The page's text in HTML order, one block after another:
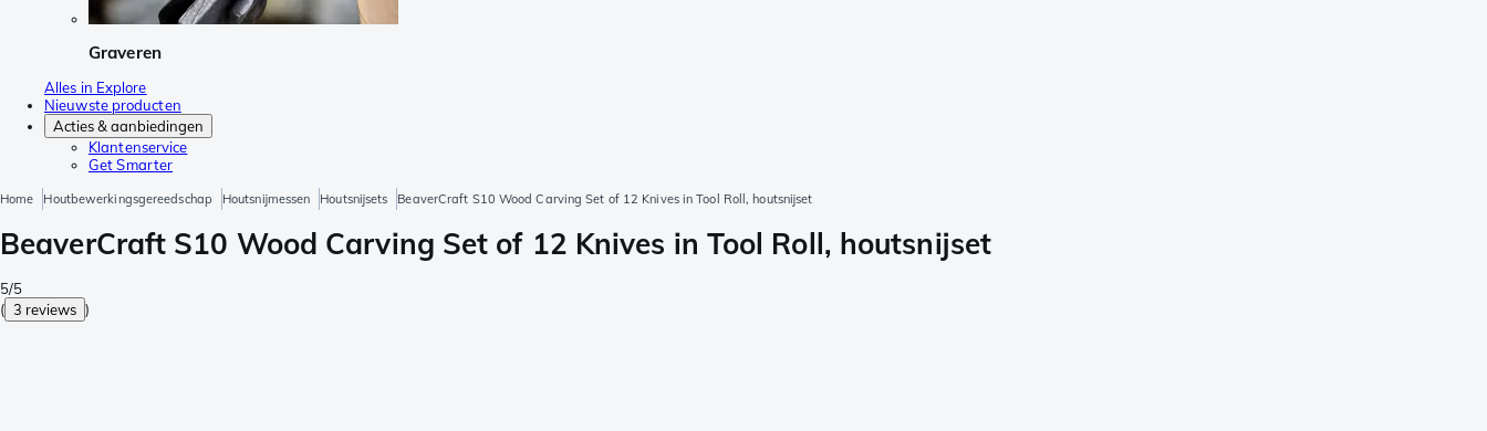
Graveren
Alles in Explore
Nieuwste producten
Acties & aanbiedingen
Klantenservice
Get Smarter
Home Houtbewerkingsgereedschap Houtsnijmessen Houtsnijsets BeaverCraft S10 Wood Carving Set of 12 Knives in Tool Roll, houtsnijset
BeaverCraft S10 Wood Carving Set of 12 Knives in Tool Roll, houtsnijset
5/5
( 3 reviews )